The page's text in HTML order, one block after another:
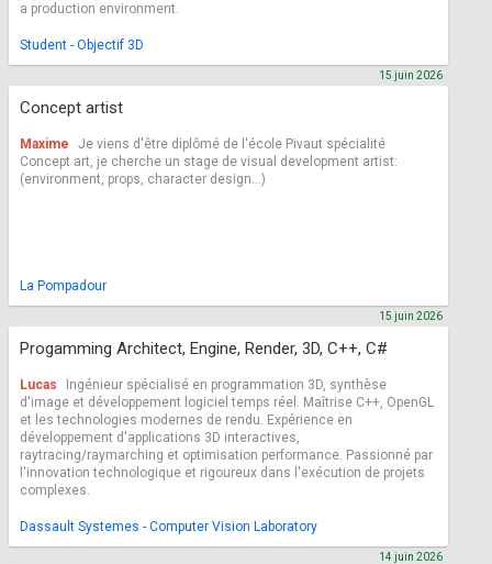
a production environment.
Student - Objectif 3D
Concept artist
15 juin 2026
Maxime
Je viens d'être diplômé de l'école Pivaut spécialité
Concept art, je cherche un stage de visual development artist:
(environment, props, character design...)
La Pompadour
Progamming Architect, Engine, Render, 3D, C++, C#
15 juin 2026
Lucas
Ingénieur spécialisé en programmation 3D, synthèse
d'image et développement logiciel temps réel. Maîtrise C++, OpenGL
et les technologies modernes de rendu. Expérience en
développement d'applications 3D interactives,
raytracing/raymarching et optimisation performance. Passionné par
l'innovation technologique et rigoureux dans l'exécution de projets
complexes.
Dassault Systemes - Computer Vision Laboratory
14 juin 2026